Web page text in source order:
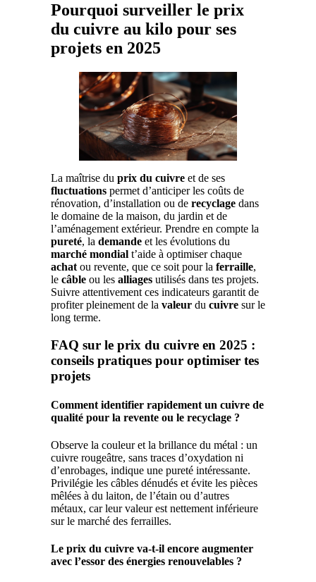
Pourquoi surveiller le prix
du cuivre au kilo pour ses
projets en 2025
La maîtrise du prix du cuivre et de ses
fluctuations permet d’anticiper les coûts de
rénovation, d’installation ou de recyclage dans
le domaine de la maison, du jardin et de
l’aménagement extérieur. Prendre en compte la
pureté, la demande et les évolutions du
marché mondial t’aide à optimiser chaque
achat ou revente, que ce soit pour la ferraille,
le câble ou les alliages utilisés dans tes projets.
Suivre attentivement ces indicateurs garantit de
profiter pleinement de la valeur du cuivre sur le
long terme.
FAQ sur le prix du cuivre en 2025 :
conseils pratiques pour optimiser tes
projets
Comment identifier rapidement un cuivre de
qualité pour la revente ou le recyclage ?
Observe la couleur et la brillance du métal : un
cuivre rougeâtre, sans traces d’oxydation ni
d’enrobages, indique une pureté intéressante.
Privilégie les câbles dénudés et évite les pièces
mêlées à du laiton, de l’étain ou d’autres
métaux, car leur valeur est nettement inférieure
sur le marché des ferrailles.
Le prix du cuivre va-t-il encore augmenter
avec l’essor des énergies renouvelables ?